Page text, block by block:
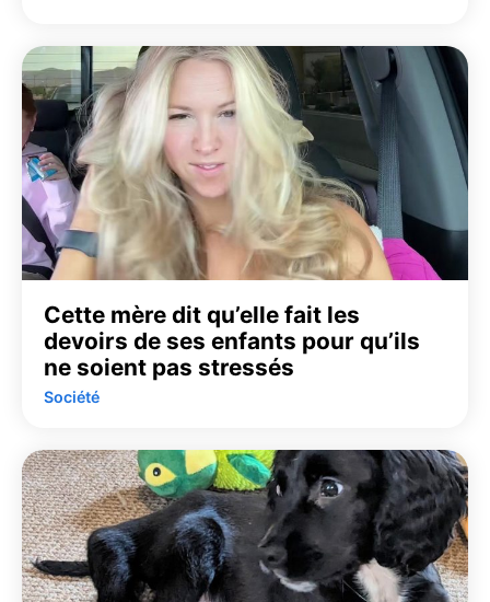
Cette mère dit qu’elle fait les
devoirs de ses enfants pour qu’ils
ne soient pas stressés
Société